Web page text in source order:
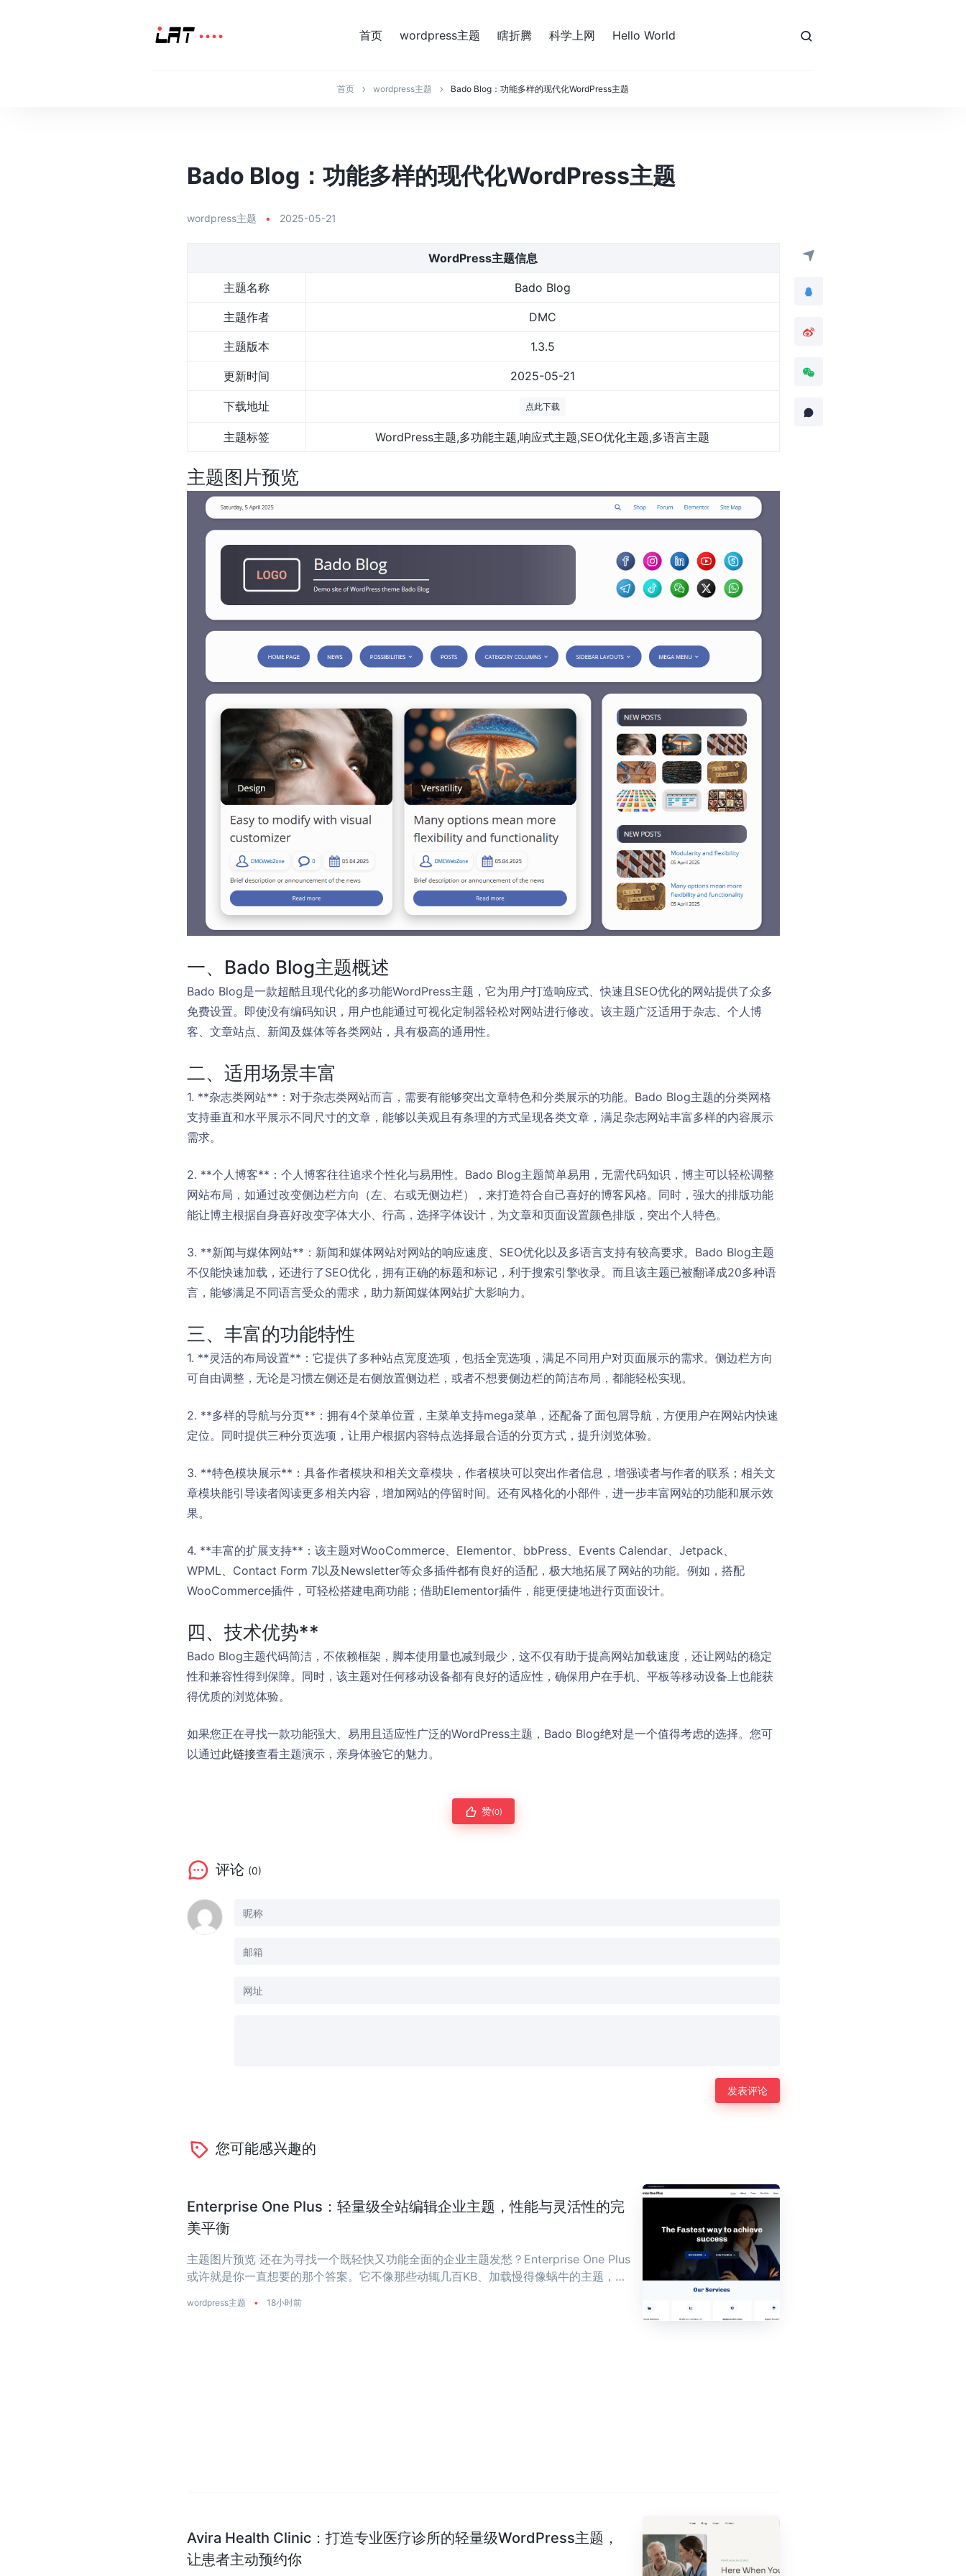
首页 wordpress主题 瞎折腾 科学上网 Hello World
首页 wordpress主题 Bado Blog：功能多样的现代化WordPress主题
Bado Blog：功能多样的现代化WordPress主题
wordpress主题 • 2025-05-21
WordPress主题信息
主题名称 Bado Blog
主题作者 DMC
主题版本 1.3.5
更新时间 2025-05-21
下载地址 点此下载
主题标签 WordPress主题,多功能主题,响应式主题,SEO优化主题,多语言主题
主题图片预览
一、Bado Blog主题概述
Bado Blog是一款超酷且现代化的多功能WordPress主题，它为用户打造响应式、快速且SEO优化的网站提供了众多
免费设置。即使没有编码知识，用户也能通过可视化定制器轻松对网站进行修改。该主题广泛适用于杂志、个人博
客、文章站点、新闻及媒体等各类网站，具有极高的通用性。
二、适用场景丰富
1. **杂志类网站**：对于杂志类网站而言，需要有能够突出文章特色和分类展示的功能。Bado Blog主题的分类网格
支持垂直和水平展示不同尺寸的文章，能够以美观且有条理的方式呈现各类文章，满足杂志网站丰富多样的内容展示
需求。
2. **个人博客**：个人博客往往追求个性化与易用性。Bado Blog主题简单易用，无需代码知识，博主可以轻松调整
网站布局，如通过改变侧边栏方向（左、右或无侧边栏），来打造符合自己喜好的博客风格。同时，强大的排版功能
能让博主根据自身喜好改变字体大小、行高，选择字体设计，为文章和页面设置颜色排版，突出个人特色。
3. **新闻与媒体网站**：新闻和媒体网站对网站的响应速度、SEO优化以及多语言支持有较高要求。Bado Blog主题
不仅能快速加载，还进行了SEO优化，拥有正确的标题和标记，利于搜索引擎收录。而且该主题已被翻译成20多种语
言，能够满足不同语言受众的需求，助力新闻媒体网站扩大影响力。
三、丰富的功能特性
1. **灵活的布局设置**：它提供了多种站点宽度选项，包括全宽选项，满足不同用户对页面展示的需求。侧边栏方向
可自由调整，无论是习惯左侧还是右侧放置侧边栏，或者不想要侧边栏的简洁布局，都能轻松实现。
2. **多样的导航与分页**：拥有4个菜单位置，主菜单支持mega菜单，还配备了面包屑导航，方便用户在网站内快速
定位。同时提供三种分页选项，让用户根据内容特点选择最合适的分页方式，提升浏览体验。
3. **特色模块展示**：具备作者模块和相关文章模块，作者模块可以突出作者信息，增强读者与作者的联系；相关文
章模块能引导读者阅读更多相关内容，增加网站的停留时间。还有风格化的小部件，进一步丰富网站的功能和展示效
果。
4. **丰富的扩展支持**：该主题对WooCommerce、Elementor、bbPress、Events Calendar、Jetpack、
WPML、Contact Form 7以及Newsletter等众多插件都有良好的适配，极大地拓展了网站的功能。例如，搭配
WooCommerce插件，可轻松搭建电商功能；借助Elementor插件，能更便捷地进行页面设计。
四、技术优势**
Bado Blog主题代码简洁，不依赖框架，脚本使用量也减到最少，这不仅有助于提高网站加载速度，还让网站的稳定
性和兼容性得到保障。同时，该主题对任何移动设备都有良好的适应性，确保用户在手机、平板等移动设备上也能获
得优质的浏览体验。
如果您正在寻找一款功能强大、易用且适应性广泛的WordPress主题，Bado Blog绝对是一个值得考虑的选择。您可
以通过此链接查看主题演示，亲身体验它的魅力。
赞(0)
评论 (0)
您可能感兴趣的
Enterprise One Plus：轻量级全站编辑企业主题，性能与灵活性的完
美平衡
主题图片预览 还在为寻找一个既轻快又功能全面的企业主题发愁？Enterprise One Plus
或许就是你一直想要的那个答案。它不像那些动辄几百KB、加载慢得像蜗牛的主题，而
wordpress主题 • 18小时前
Avira Health Clinic：打造专业医疗诊所的轻量级WordPress主题，
让患者主动预约你